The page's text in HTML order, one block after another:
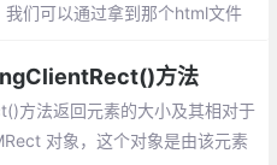
们可以通过拿到那个html文件
方法
方法返回元素的大小及其相对于
对象，这个对象是由该元素